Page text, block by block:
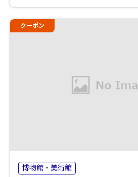
クーポン
博物館・美術館